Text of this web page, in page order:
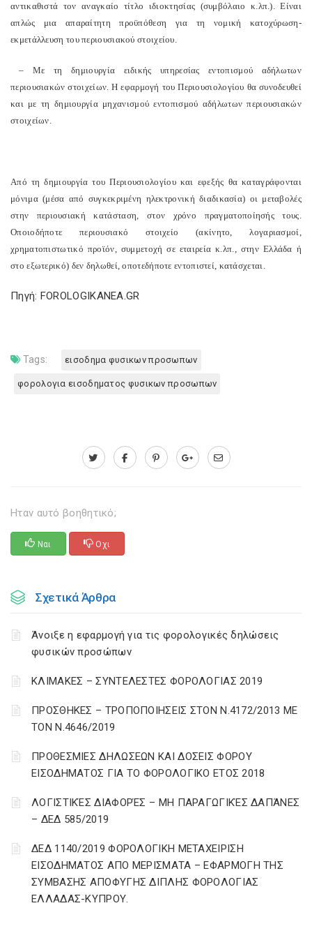
αντικαθιστά τον αναγκαίο τίτλο ιδιοκτησίας (συμβόλαιο κ.λπ.). Είναι
απλώς μια απαραίτητη προϋπόθεση για τη νομική κατοχύρωση-
εκμετάλλευση του περιουσιακού στοιχείου.
– Με τη δημιουργία ειδικής υπηρεσίας εντοπισμού αδήλωτων
περιουσιακών στοιχείων. Η εφαρμογή του Περιουσιολογίου θα συνοδευθεί
και με τη δημιουργία μηχανισμού εντοπισμού αδήλωτων περιουσιακών
στοιχείων.
Από τη δημιουργία του Περιουσιολογίου και εφεξής θα καταγράφονται
μόνιμα (μέσα από συγκεκριμένη ηλεκτρονική διαδικασία) οι μεταβολές
στην περιουσιακή κατάσταση, στον χρόνο πραγματοποίησής τους.
Οποιοδήποτε περιουσιακό στοιχείο (ακίνητο, λογαριασμοί,
χρηματοπιστωτικό προϊόν, συμμετοχή σε εταιρεία κ.λπ., στην Ελλάδα ή
στο εξωτερικό) δεν δηλωθεί, οποτεδήποτε εντοπιστεί, κατάσχεται.
Πηγή: FOROLOGIKANEA.GR
Tags: εισοδημα φυσικων προσωπων
φορολογια εισοδηματος φυσικων προσωπων
Ηταν αυτό βοηθητικό;
Ναι Οχι
Σχετικά Άρθρα
Άνοιξε η εφαρμογή για τις φορολογικές δηλώσεις
φυσικών προσώπων
ΚΛΙΜΑΚΕΣ – ΣΥΝΤΕΛΕΣΤΕΣ ΦΟΡΟΛΟΓΙΑΣ 2019
ΠΡΟΣΘΗΚΕΣ – ΤΡΟΠΟΠΟΙΗΣΕΙΣ ΣΤΟΝ Ν.4172/2013 ΜΕ
ΤΟΝ Ν.4646/2019
ΠΡΟΘΕΣΜΙΕΣ ΔΗΛΩΣΕΩΝ ΚΑΙ ΔΟΣΕΙΣ ΦΟΡΟΥ
ΕΙΣΟΔΗΜΑΤΟΣ ΓΙΑ ΤΟ ΦΟΡΟΛΟΓΙΚΟ ΕΤΟΣ 2018
ΛΟΓΙΣΤΙΚΈΣ ΔΙΑΦΟΡΈΣ – ΜΗ ΠΑΡΑΓΩΓΙΚΈΣ ΔΑΠΆΝΕΣ
– ΔΕΔ 585/2019
ΔΕΔ 1140/2019 ΦΟΡΟΛΟΓΙΚΗ ΜΕΤΑΧΕΙΡΙΣΗ
ΕΙΣΟΔΗΜΑΤΟΣ ΑΠΟ ΜΕΡΙΣΜΑΤΑ – ΕΦΑΡΜΟΓΗ ΤΗΣ
ΣΥΜΒΑΣΗΣ ΑΠΟΦΥΓΗΣ ΔΙΠΛΗΣ ΦΟΡΟΛΟΓΙΑΣ
ΕΛΛΑΔΑΣ-ΚΥΠΡΟΥ.